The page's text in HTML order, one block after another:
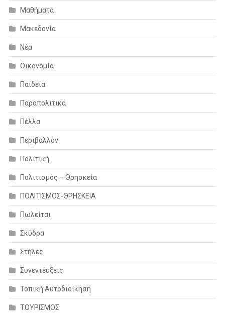
Μαθήματα
Μακεδονία
Νέα
Οικονομία
Παιδεία
Παραπολιτικά
Πέλλα
Περιβάλλον
Πολιτική
Πολιτισμός – Θρησκεία
ΠΟΛΙΤΙΣΜΟΣ-ΘΡΗΣΚΕΙΑ
Πωλείται
Σκύδρα
Στήλες
Συνεντέυξεις
Τοπική Αυτοδιοίκηση
ΤΟΥΡΙΣΜΟΣ